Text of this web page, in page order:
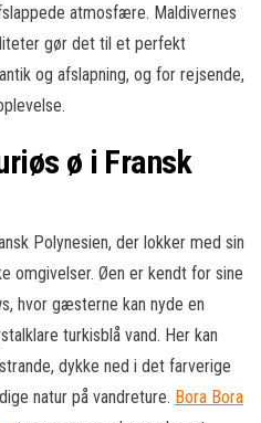
atmosfære. Maldivernes
gør det til et perfekt
og afslapning, og for rejsende,
ø i Fransk
Polynesien, der lokker med sin
omgivelser. Øen er kendt for sine
hvor gæsterne kan nyde en
turkisblå vand. Her kan
dykke ned i det farverige
natur på vandreture. Bora Bora